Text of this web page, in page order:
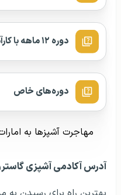
دوره ۱۲ ماهه با کارآموزی
دوره‌های خاص
مهاجرت آشپزها به
آدرس آکادمی آشپزی